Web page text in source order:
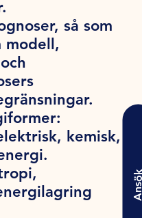
så som
modell,
kemisk,